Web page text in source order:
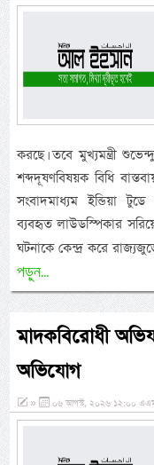
করছে। তবে মুখ্যমন্ত্রী
শব্দদূষণবিষয়ক বিধি
সংবাদমাধ্যম ইন্ডিয়া
ব্যবহৃত লাউডস্পিকার
ঘটনাকে কেন্দ্র করে
পড়ুন...
মাদকবিরোধী
অভিযোগ
» ০৬ আগস্ট, ২০২৬ ১২:০০